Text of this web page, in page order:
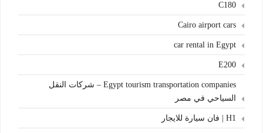
C180
Cairo airport cars
car rental in Egypt
E200
Egypt tourism transportation companies – شركات النقل
السياحي في مصر
H1 | فان سيارة للايجار